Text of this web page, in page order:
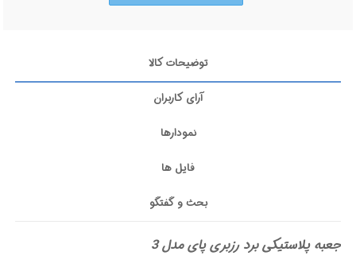
توضیحات کالا
آرای کاربران
نمودارها
فایل ها
بحث و گفتگو
جعبه پلاستیکی برد رزبری پای مدل 3